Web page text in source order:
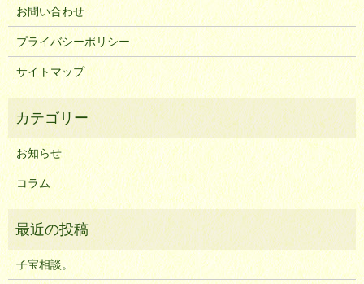
お問い合わせ
プライバシーポリシー
サイトマップ
お知らせ
コラム
子宝相談。